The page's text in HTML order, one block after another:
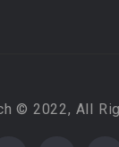
© 2022, All